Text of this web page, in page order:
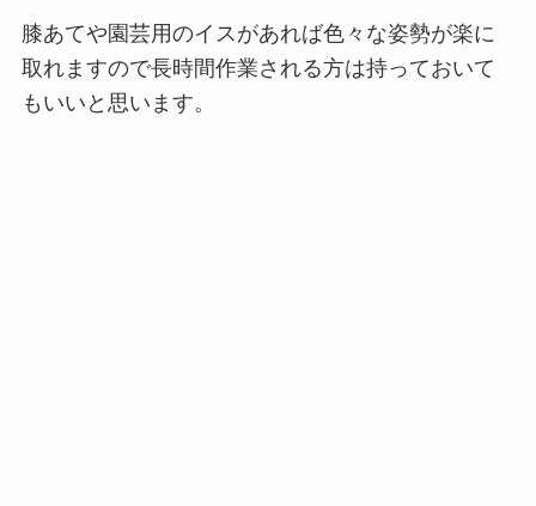
膝あてや園芸用のイスがあれば色々な姿勢が楽に
取れますので長時間作業される方は持っておいて
もいいと思います。